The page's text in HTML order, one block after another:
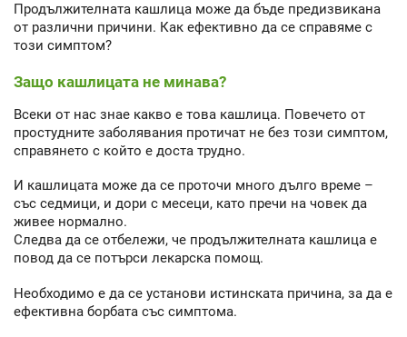
Продължителната кашлица може да бъде предизвикана
от различни причини. Как ефективно да се справяме с
този симптом?
Защо кашлицата не минава?
Всеки от нас знае какво е това кашлица. Повечето от
простудните заболявания протичат не без този симптом,
справянето с който е доста трудно.
И кашлицата може да се проточи много дълго време –
със седмици, и дори с месеци, като пречи на човек да
живее нормално.
Следва да се отбележи, че продължителната кашлица е
повод да се потърси лекарска помощ.
Необходимо е да се установи истинската причина, за да е
ефективна борбата със симптома.